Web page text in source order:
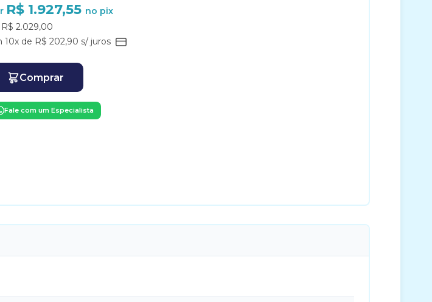
R$ 1.927,55 no pix
2.029,00
10x de R$ 202,90 s/ juros
Comprar
Fale com um Especialista